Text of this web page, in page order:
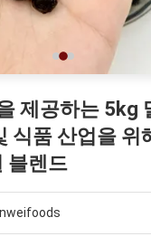
제공하는 5kg
식품 산업을 위
블렌드